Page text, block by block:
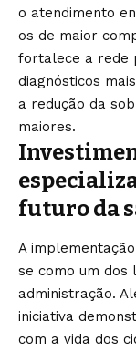
o atendimento
os de maior
fortalece a rede
diagnósticos
a redução da
maiores.
futuro da
A
se como um dos
administração.
iniciativa
com a vida dos